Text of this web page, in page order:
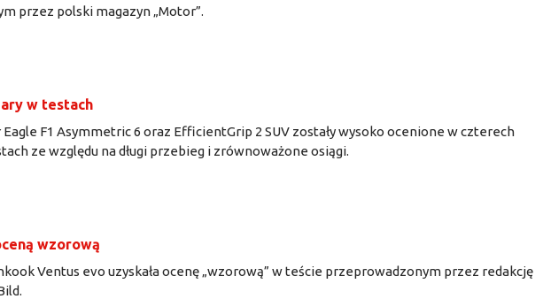
przez polski magazyn „Motor”.
w testach
Eagle F1 Asymmetric 6 oraz EfficientGrip 2 SUV zostały wysoko ocenione w czterech
ze względu na długi przebieg i zrównoważone osiągi.
wzorową
Ventus evo uzyskała ocenę „wzorową” w teście przeprowadzonym przez redakcję